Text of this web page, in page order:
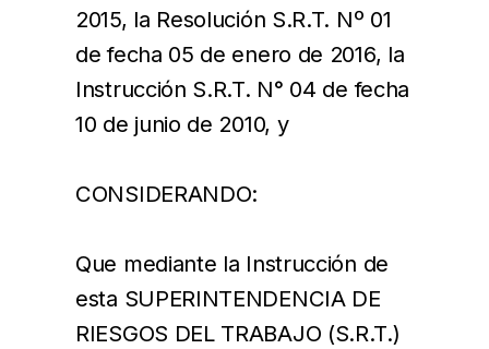
2015, la Resolución S.R.T. Nº 01
de fecha 05 de enero de 2016, la
Instrucción S.R.T. N° 04 de fecha
10 de junio de 2010, y
CONSIDERANDO:
Que mediante la Instrucción de
esta SUPERINTENDENCIA DE
RIESGOS DEL TRABAJO (S.R.T.)